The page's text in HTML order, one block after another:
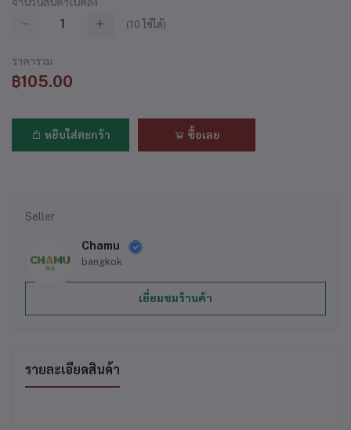
(10 ใช้ได้)
ราคารวม
฿105.00
หยิบใส่ตะกร้า ซื้อเลย
Seller
Chamu
bangkok
เยี่ยมชมร้านค้า
รายละเอียดสินค้า